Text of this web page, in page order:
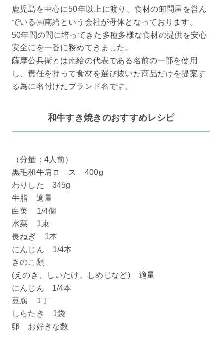
鹿児島を中心に50年以上に渡り、食材の卸問屋を営ん
でいる㈱南給という会社が母体となっております。
50年間の間に培ってきた多種多様な食材の提供を安心
安全にを一番に務めてきました。
薩摩公兵衛とは南給の代表である名前の一部を使用
し、責任を持って食材を選び抜いた商品だけを提案す
る為に名付けたブランド名です。
和牛すき焼きのおすすめレシピ
（分量：4人前）
黒毛和牛肩ロース 400g
わりした 345g
牛脂 適量
白菜 1/4個
水菜 1束
長ねぎ 1本
にんじん 1/4本
きのこ類
(えのき、しいたけ、しめじなど) 適量
にんじん 1/4本
豆腐 1丁
しらたき 1袋
卵 お好きな数